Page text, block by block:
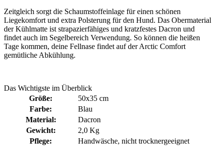
Zeitgleich sorgt die Schaumstoffeinlage für einen schönen
Liegekomfort und extra Polsterung für den Hund. Das Obermaterial
der Kühlmatte ist strapazierfähiges und kratzfestes Dacron und
findet auch im Segelbereich Verwendung. So können die heißen
Tage kommen, deine Fellnase findet auf der Arctic Comfort
gemütliche Abkühlung.
Das Wichtigste im Überblick
Größe:
50x35 cm
Farbe:
Blau
Material:
Dacron
Gewicht:
2,0 Kg
Pflege:
Handwäsche, nicht trocknergeeignet